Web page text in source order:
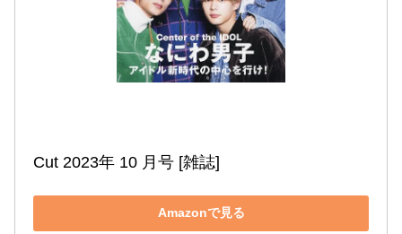
Cut 2023年 10 月号 [雑誌]
Amazonで見る